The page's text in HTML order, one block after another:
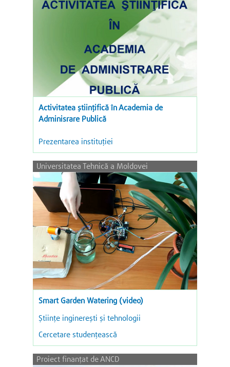
Activitatea științifică în Academia de
Adminisrare Publică
Prezentarea instituției
Universitatea Tehnică a Moldovei
Smart Garden Watering (video)
Ştiinţe inginereşti şi tehnologii
Cercetare studențească
Proiect finanțat de ANCD